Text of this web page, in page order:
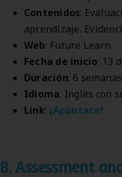
Contenidos:
aprendizaje.
Web: Future Learn
Fecha de inicio: 13
Duración: 6 semanas
Idioma: Inglés con
Link: ¡Apúntate!
8. Assessment